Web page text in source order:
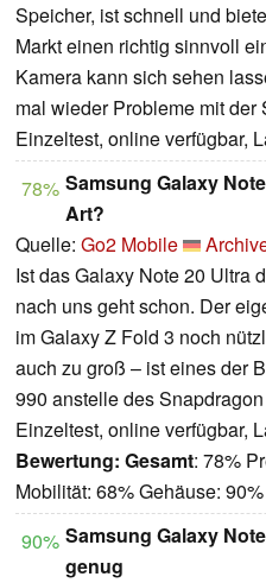
Speicher, ist schnell und
Markt einen richtig sinnvoll
Kamera kann sich sehen
mal wieder Probleme mit der
Einzeltest, online verfügbar,
78% Samsung Galaxy
Art?
Quelle: Go2 Mobile
Ist das Galaxy Note 20 Ultra
nach uns geht schon. Der
im Galaxy Z Fold 3 noch
auch zu groß – ist eines der
990 anstelle des
Einzeltest, online verfügbar,
Bewertung: Gesamt: 78%
Mobilität: 68% Gehäuse: 90%
90% Samsung Galaxy
genug